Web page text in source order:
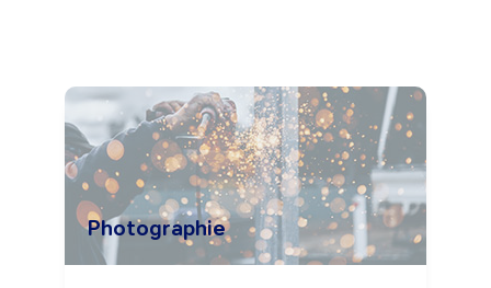
Photographie